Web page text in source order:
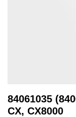
84061035
CX, CX8000